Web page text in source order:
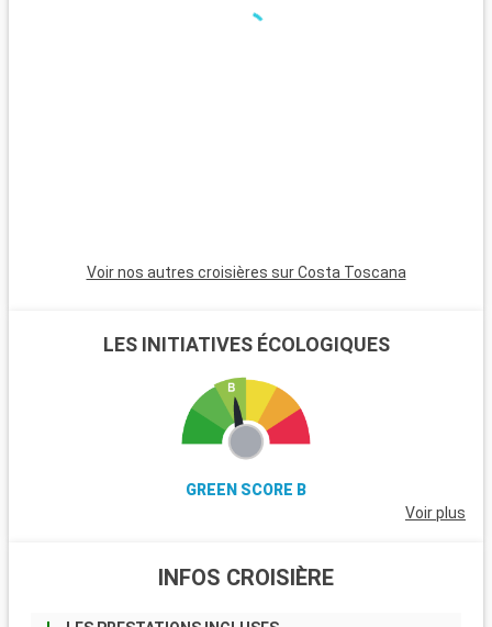
Voir nos autres croisières sur Costa Toscana
LES INITIATIVES ÉCOLOGIQUES
GREEN SCORE B
Voir plus
INFOS CROISIÈRE